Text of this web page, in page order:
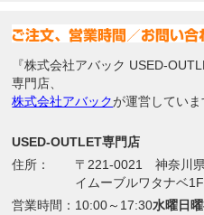
『株式会社アバック USED-
専門店、
株式会社アバックが運営していま
USED-OUTLET専門店
住所：
〒221-0021 神奈川
イムーブルワタナベ1F
営業時間： 10:00～17:30水曜日